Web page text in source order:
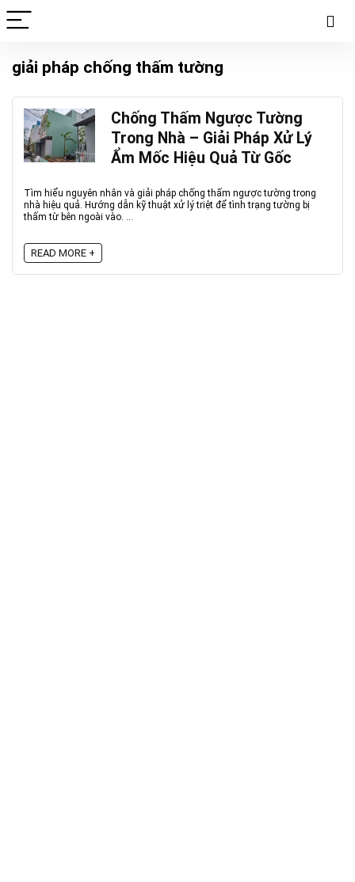
giải pháp chống thấm tường
Chống Thấm Ngược Tường
Trong Nhà – Giải Pháp Xử Lý
Ẩm Mốc Hiệu Quả Từ Gốc
Tìm hiểu nguyên nhân và giải pháp chống thấm ngược tường trong
nhà hiệu quả. Hướng dẫn kỹ thuật xử lý triệt để tình trạng tường bị
thấm từ bên ngoài vào. ...
READ MORE +